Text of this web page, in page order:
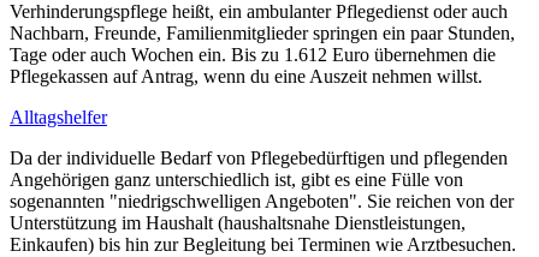
Verhinderungspflege heißt, ein ambulanter Pflegedienst oder auch
Nachbarn, Freunde, Familienmitglieder springen ein paar Stunden,
Tage oder auch Wochen ein. Bis zu 1.612 Euro übernehmen die
Pflegekassen auf Antrag, wenn du eine Auszeit nehmen willst.
Alltagshelfer
Da der individuelle Bedarf von Pflegebedürftigen und pflegenden
Angehörigen ganz unterschiedlich ist, gibt es eine Fülle von
sogenannten "niedrigschwelligen Angeboten". Sie reichen von der
Unterstützung im Haushalt (haushaltsnahe Dienstleistungen,
Einkaufen) bis hin zur Begleitung bei Terminen wie Arztbesuchen.